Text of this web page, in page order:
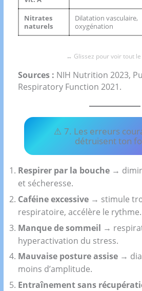
Nitrates
naturels
Dilatation vasculaire,
oxygénation
Sources : NIH Nutrition 2023,
Respiratory Function 2021.
⚠️ 7. Les erreurs
détruisent ton
Respirer par la bouche →
et sécheresse.
Caféine excessive → stimule
respiratoire, accélère le rythme.
Manque de sommeil →
hyperactivation du stress.
Mauvaise posture assise →
moins d’amplitude.
Entraînement sans